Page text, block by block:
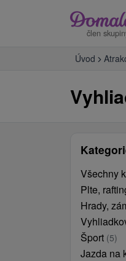
člen
Úvod
Všechny
Plte,
Hrady,
Šport (5)
Jazda na